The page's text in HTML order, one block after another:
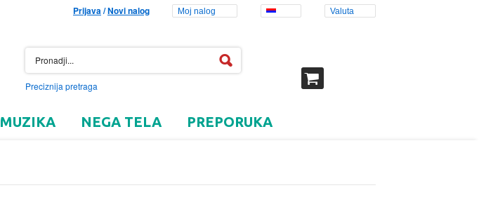
Prijava/Novi nalog Moj nalog Valuta
Preciznija pretraga
MUZIKA NEGA TELA PREPORUKA